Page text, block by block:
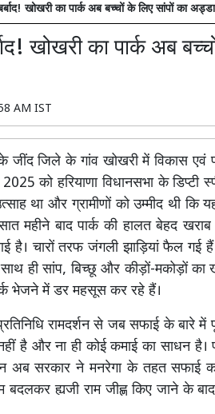
खोखरी का पार्क अब बच्चों के लिए सांपों का
खोखरी का पार्क अब
AM IST
जींद जिले के गांव खोखरी में विकास एवं
को हरियाणा विधानसभा के डिप्टी
था और ग्रामीणों को उम्मीद थी कि
महीने बाद पार्क की हालत बेहद खराब
चारों तरफ जंगली झाड़ियां फैल गई हैं।
ही सांप, बिच्छू और कीड़ों-मकोड़ों का
भेजने में डर महसूस कर रहे हैं।
रामदर्शन से जब सफाई के बारे में
है और ना ही कोई कमाई का साधन है।
अब सरकार ने मनरेगा के तहत सफाई
बदलकर ह्यजी राम जीह्ण किए जाने के